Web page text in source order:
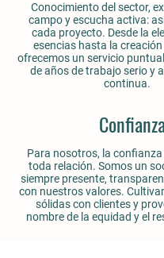
Conocimiento del sector,
campo y escucha activa:
cada proyecto. Desde la
esencias hasta la creación
ofrecemos un servicio
de años de trabajo serio y
continua.
Para nosotros, la confianza
toda relación. Somos un
siempre presente,
con nuestros valores.
sólidas con clientes y
nombre de la equidad y el